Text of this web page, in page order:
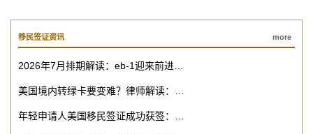
移民签证资讯 more
2026年7月排期解读：eb-1迎来前进…
美国境内转绿卡要变难？律师解读：…
年轻申请人美国移民签证成功获签：…